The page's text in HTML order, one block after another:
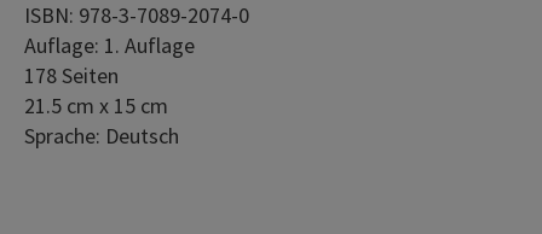
ISBN: 978-3-7089-2074-0
Auflage: 1. Auflage
178 Seiten
21.5 cm x 15 cm
Sprache: Deutsch